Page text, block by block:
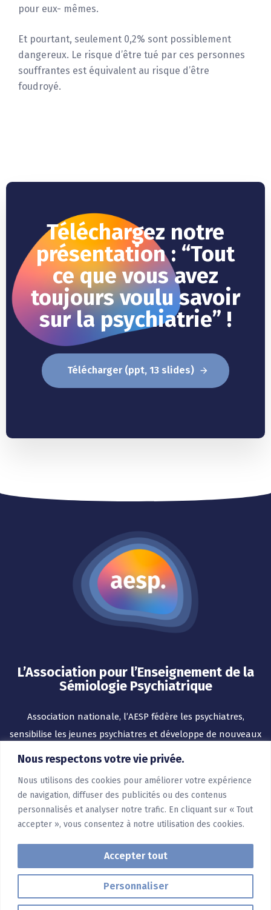
Nous respectons votre vie privée.
Nous utilisons des cookies pour améliorer votre expérience
de navigation, diffuser des publicités ou des contenus
personnalisés et analyser notre trafic. En cliquant sur « Tout
accepter », vous consentez à notre utilisation des cookies.
Personnaliser
Accepter tout
pour eux- mêmes.
Et pourtant, seulement 0,2% sont possiblement
dangereux. Le risque d’être tué par ces personnes
souffrantes est équivalent au risque d’être
foudroyé.
Téléchargez notre
présentation : “Tout
ce que vous avez
toujours voulu savoir
sur la psychiatrie” !
Télécharger (ppt, 13 slides)
L’Association pour l’Enseignement de la
Sémiologie Psychiatrique
Association nationale, l’AESP fédère les psychiatres,
sensibilise les jeunes psychiatres et développe de nouveaux
outils pour l’enseignement.